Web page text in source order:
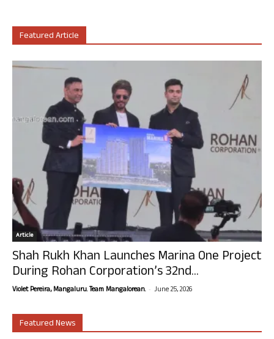
Featured Article
Article
Shah Rukh Khan Launches Marina One Project
During Rohan Corporation’s 32nd...
Violet Pereira, Mangaluru. Team Mangalorean. - June 25, 2026
Featured News